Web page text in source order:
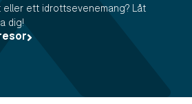
eller ett idrottsevenemang? Låt
dig!